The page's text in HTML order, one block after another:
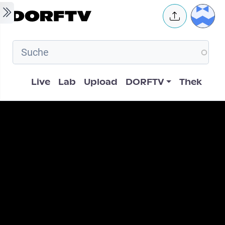
Skip to main content User
Hauptnavigation
Live Lab Upload DORFTV Thek